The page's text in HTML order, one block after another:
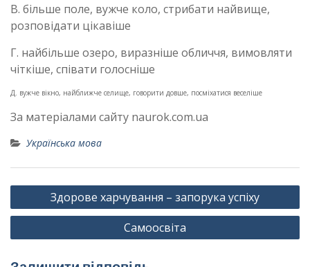
В. більше поле, вужче коло, стрибати найвище,
розповідати цікавіше
Г. найбільше озеро, виразніше обличчя, вимовляти
чіткіше, співати голосніше
Д. вужче вікно, найближче селище, говорити довше, посміхатися веселіше
За матеріалами сайту naurok.com.ua
Українська мова
Навігація
записів
Здорове харчування – запорука успіху
Самоосвіта